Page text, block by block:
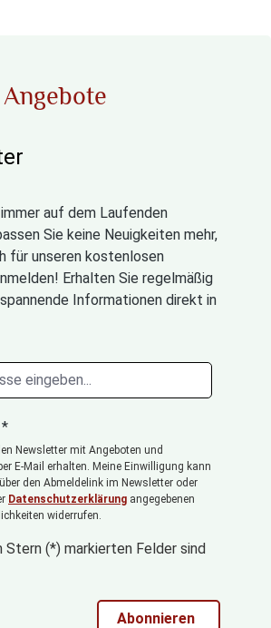
auf dem Laufenden
Sie keine Neuigkeiten mehr,
für unseren kostenlosen
Erhalten Sie regelmäßig
Informationen direkt in
Newsletter mit Angeboten und
E-Mail erhalten. Meine Einwilligung kann
den Abmeldelink im Newsletter oder
Datenschutzerklärung angegebenen
widerrufen.
Stern (*) markierten Felder sind
Abonnieren